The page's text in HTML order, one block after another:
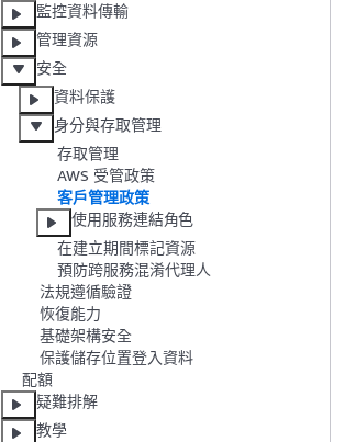
監控資料傳輸
管理資源
安全
資料保護
身分與存取管理
存取管理
AWS 受管政策
客戶管理政策
使用服務連結角色
在建立期間標記資源
預防跨服務混淆代理人
法規遵循驗證
恢復能力
基礎架構安全
保護儲存位置登入資料
配額
疑難排解
教學